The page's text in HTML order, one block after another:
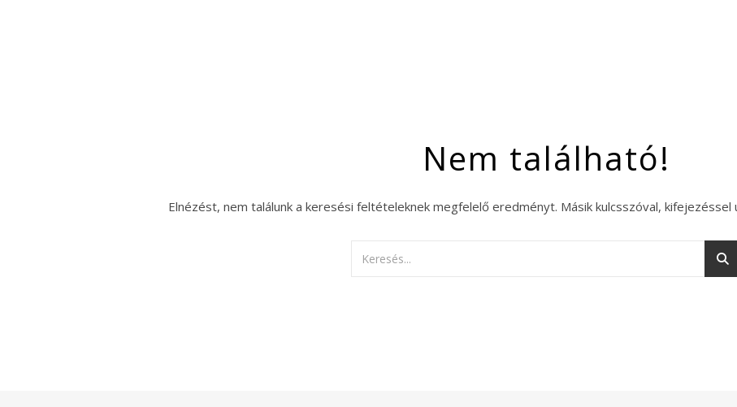
Nem található!
Elnézést, nem találunk a keresési feltételeknek megfelelő eredményt. Másik kulcsszóval,